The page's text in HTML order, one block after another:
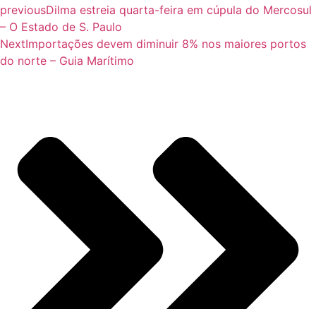
previousDilma estreia quarta-feira em cúpula do Mercosul
– O Estado de S. Paulo
NextImportações devem diminuir 8% nos maiores portos
do norte – Guia Marítimo